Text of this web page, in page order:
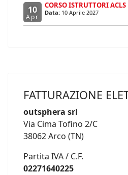
10
Apr
CORSO ISTRUTTORI ACLS
Data: 10 Aprile 2027
FATTURAZIONE
outsphera srl
Via Cima Tofino 2/C
38062 Arco (TN)
Partita IVA / C.F.
02271640225